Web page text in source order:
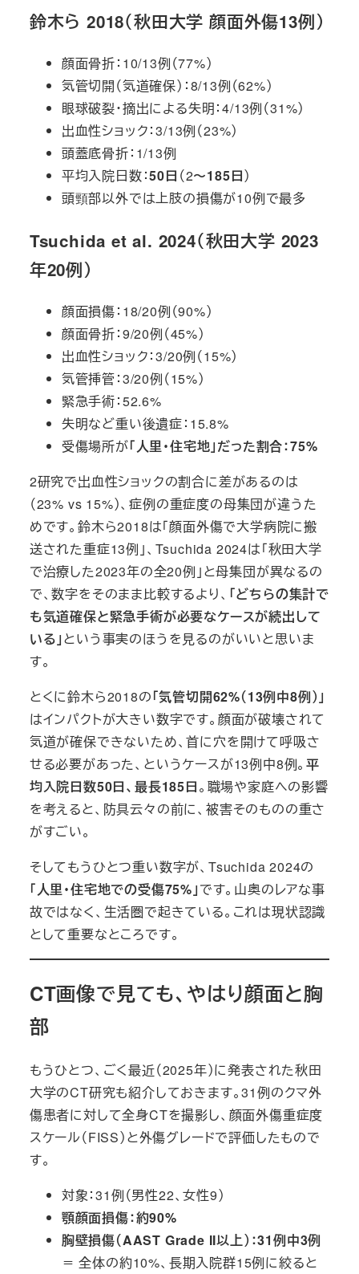
鈴木ら 2018（秋田大学 顔面外傷13例）
顔面骨折：10/13例（77%）
気管切開（気道確保）：8/13例（62%）
眼球破裂・摘出による失明：4/13例（31%）
出血性ショック：3/13例（23%）
頭蓋底骨折：1/13例
平均入院日数：50日 （2〜185日）
頭頸部以外では上肢の損傷が10例で最多
Tsuchida et al. 2024（秋田大学 2023
年20例）
顔面損傷：18/20例（90%）
顔面骨折：9/20例（45%）
出血性ショック：3/20例（15%）
気管挿管：3/20例（15%）
緊急手術：52.6%
失明など重い後遺症：15.8%
受傷場所が「人里・住宅地」だった割合：75%
2研究で出血性ショックの割合に差があるのは
（23% vs 15%）、症例の重症度の母集団が違うた
めです。鈴木ら2018は「顔面外傷で大学病院に搬
送された重症13例」、Tsuchida 2024は「秋田大学
で治療した2023年の全20例」と母集団が異なるの
で、数字をそのまま比較するより、 「どちらの集計で
も気道確保と緊急手術が必要なケースが続出して
いる」という事実のほうを見るのがいいと思いま
す。
とくに鈴木ら2018の「気管切開62%（13例中8例）」
はインパクトが大きい数字です。顔面が破壊されて
気道が確保できないため、首に穴を開けて呼吸さ
せる必要があった、というケースが13例中8例。平
均入院日数50日、最長185日。職場や家庭への影響
を考えると、防具云々の前に、被害そのものの重さ
がすごい。
そしてもうひとつ重い数字が、Tsuchida 2024の
「人里・住宅地での受傷75%」です。山奥のレアな事
故ではなく、生活圏で起きている。これは現状認識
として重要なところです。
CT画像で見ても、やはり顔面と胸
部
もうひとつ、ごく最近（2025年）に発表された秋田
大学のCT研究も紹介しておきます。31例のクマ外
傷患者に対して全身CTを撮影し、顔面外傷重症度
スケール（FISS）と外傷グレードで評価したもので
す。
対象：31例（男性22、女性9）
顎顔面損傷：約90%
胸壁損傷（AAST Grade II以上）：31例中3例
＝ 全体の約10%、長期入院群15例に絞ると